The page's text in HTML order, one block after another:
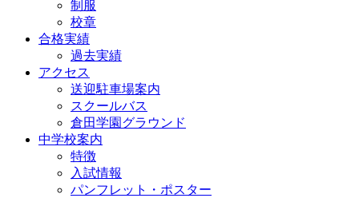
制服
校章
合格実績
過去実績
アクセス
送迎駐車場案内
スクールバス
倉田学園グラウンド
中学校案内
特徴
入試情報
パンフレット・ポスター